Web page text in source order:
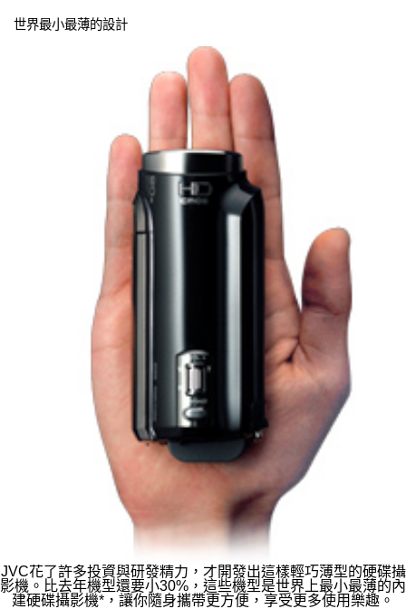
世界最小最薄的設計
JVC花了許多投資與研發精力，才開發出這樣輕巧薄型的硬碟攝
影機。比去年機型還要小30%，這些機型是世界上最小最薄的內
建硬碟攝影機*，讓你隨身攜帶更方便，享受更多使用樂趣。